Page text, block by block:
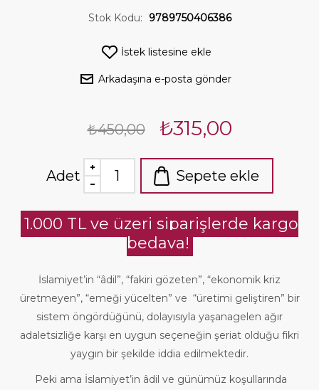
Stok Kodu: 9789750406386
İstek listesine ekle
Arkadaşına e-posta gönder
₺450,00 ₺315,00
Adet Sepete ekle
1.000 TL ve üzeri siparişlerde kargo
bedava!
İslamiyet’in “âdil”, “fakiri gözeten”, “ekonomik kriz
üretmeyen”, “emeği yücelten” ve “üretimi geliştiren” bir
sistem öngördüğünü, dolayısıyla yaşanagelen ağır
adaletsizliğe karşı en uygun seçeneğin şeriat olduğu fikri
yaygın bir şekilde iddia edilmektedir.
Peki ama İslamiyet’in âdil ve günümüz koşullarında